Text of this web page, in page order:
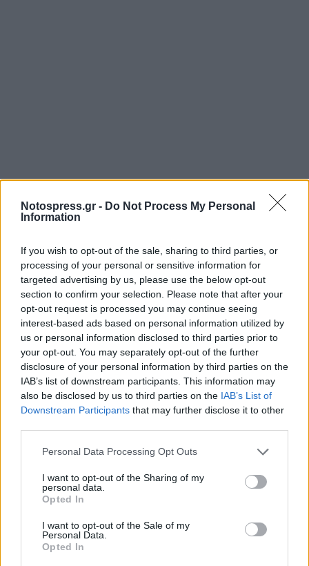
Notospress.gr - Do Not Process My Personal
Information
If you wish to opt-out of the sale, sharing to third parties, or
processing of your personal or sensitive information for
targeted advertising by us, please use the below opt-out
section to confirm your selection. Please note that after your
opt-out request is processed you may continue seeing
interest-based ads based on personal information utilized by
us or personal information disclosed to third parties prior to
your opt-out. You may separately opt-out of the further
disclosure of your personal information by third parties on the
IAB’s list of downstream participants. This information may
also be disclosed by us to third parties on the IAB’s List of
Downstream Participants that may further disclose it to other
Personal Data Processing Opt Outs
I want to opt-out of the Sharing of my
personal data.
Opted In
I want to opt-out of the Sale of my
Personal Data.
Opted In
Σχετικά Άρθρα